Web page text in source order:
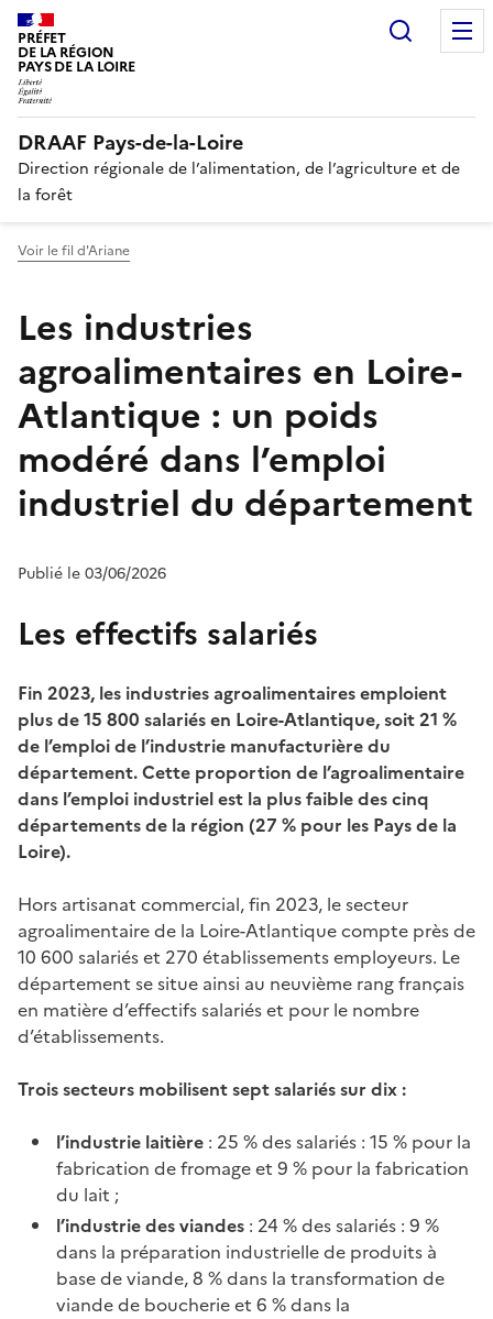
PRÉFET
DE LA RÉGION
PAYS DE LA LOIRE
DRAAF Pays-de-la-Loire
Direction régionale de l’alimentation, de l’agriculture et de
la forêt
Voir le fil d'Ariane
Les industries
agroalimentaires en Loire-
Atlantique : un poids
modéré dans l’emploi
industriel du département
Publié le 03/06/2026
Les effectifs salariés
Fin 2023, les industries agroalimentaires emploient
plus de 15 800 salariés en Loire-Atlantique, soit 21 %
de l’emploi de l’industrie manufacturière du
département. Cette proportion de l’agroalimentaire
dans l’emploi industriel est la plus faible des cinq
départements de la région (27 % pour les Pays de la
Loire).
Hors artisanat commercial, fin 2023, le secteur
agroalimentaire de la Loire-Atlantique compte près de
10 600 salariés et 270 établissements employeurs. Le
département se situe ainsi au neuvième rang français
en matière d’effectifs salariés et pour le nombre
d’établissements.
Trois secteurs mobilisent sept salariés sur dix :
l’industrie laitière : 25 % des salariés : 15 % pour la
fabrication de fromage et 9 % pour la fabrication
du lait ;
l’industrie des viandes : 24 % des salariés : 9 %
dans la préparation industrielle de produits à
base de viande, 8 % dans la transformation de
viande de boucherie et 6 % dans la